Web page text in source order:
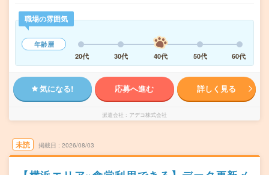
職場の雰囲気
年齢層
20代
30代 40代 50代 60代
気になる! 応募へ進む 詳しく見る
派遣会社 アデコ株式会社
未読 掲載日 2026/08/03